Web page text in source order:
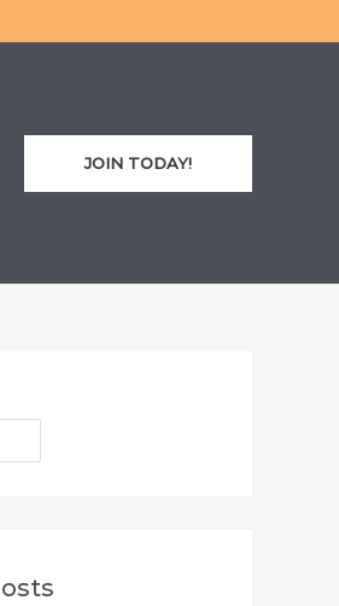
JOIN TODAY!